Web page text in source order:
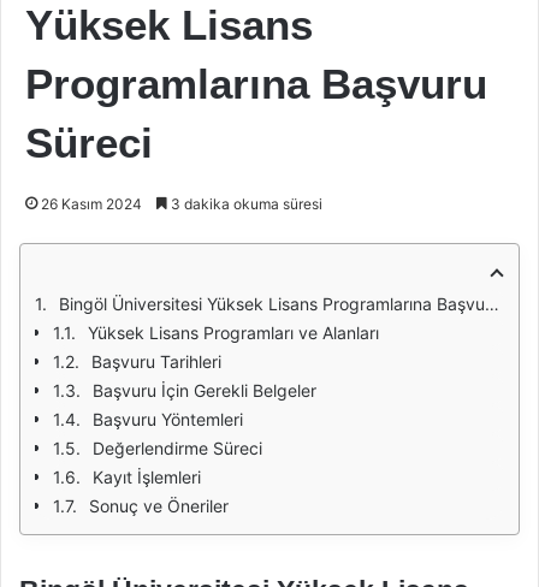
Yüksek Lisans
Programlarına Başvuru
Süreci
26 Kasım 2024 3 dakika okuma süresi
Bingöl Üniversitesi Yüksek Lisans Programlarına Başvuru Süreci
Yüksek Lisans Programları ve Alanları
Başvuru Tarihleri
Başvuru İçin Gerekli Belgeler
Başvuru Yöntemleri
Değerlendirme Süreci
Kayıt İşlemleri
Sonuç ve Öneriler